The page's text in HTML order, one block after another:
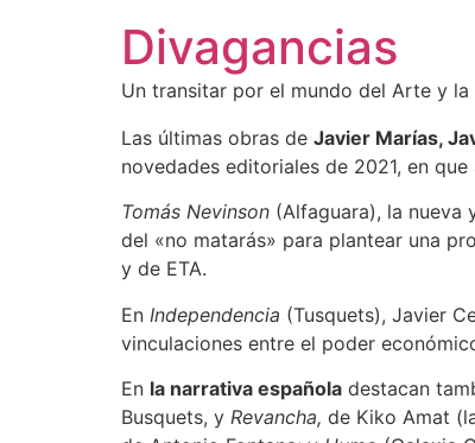
Divagancias
Un transitar por el mundo del Arte y la
Las últimas obras de Javier Marías,
novedades editoriales de 2021, en que
Tomás Nevinson (Alfaguara), la nueva
del «no matarás» para plantear una
y de ETA.
En Independencia (Tusquets), Javier
vinculaciones entre el poder
En la narrativa española destacan
Busquets, y Revancha, de Kiko Amat